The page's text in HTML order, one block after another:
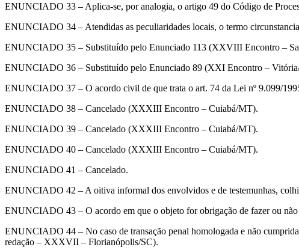
ENUNCIADO 33 – Aplica-se, por analogia, o artigo 49 do Código de
ENUNCIADO 34 – Atendidas as peculiaridades locais, o termo
ENUNCIADO 35 – Substituído pelo Enunciado 113 (XXVIII Encontro –
ENUNCIADO 36 – Substituído pelo Enunciado 89 (XXI Encontro –
ENUNCIADO 37 – O acordo civil de que trata o art. 74 da Lei nº 9.099/
ENUNCIADO 38 – Cancelado (XXXIII Encontro – Cuiabá/MT).
ENUNCIADO 39 – Cancelado (XXXIII Encontro – Cuiabá/MT).
ENUNCIADO 40 – Cancelado (XXXIII Encontro – Cuiabá/MT).
ENUNCIADO 41 – Cancelado.
ENUNCIADO 42 – A oitiva informal dos envolvidos e de testemunhas,
ENUNCIADO 43 – O acordo em que o objeto for obrigação de fazer ou
ENUNCIADO 44 – No caso de transação penal homologada e não
redação – XXXVII – Florianópolis/SC).